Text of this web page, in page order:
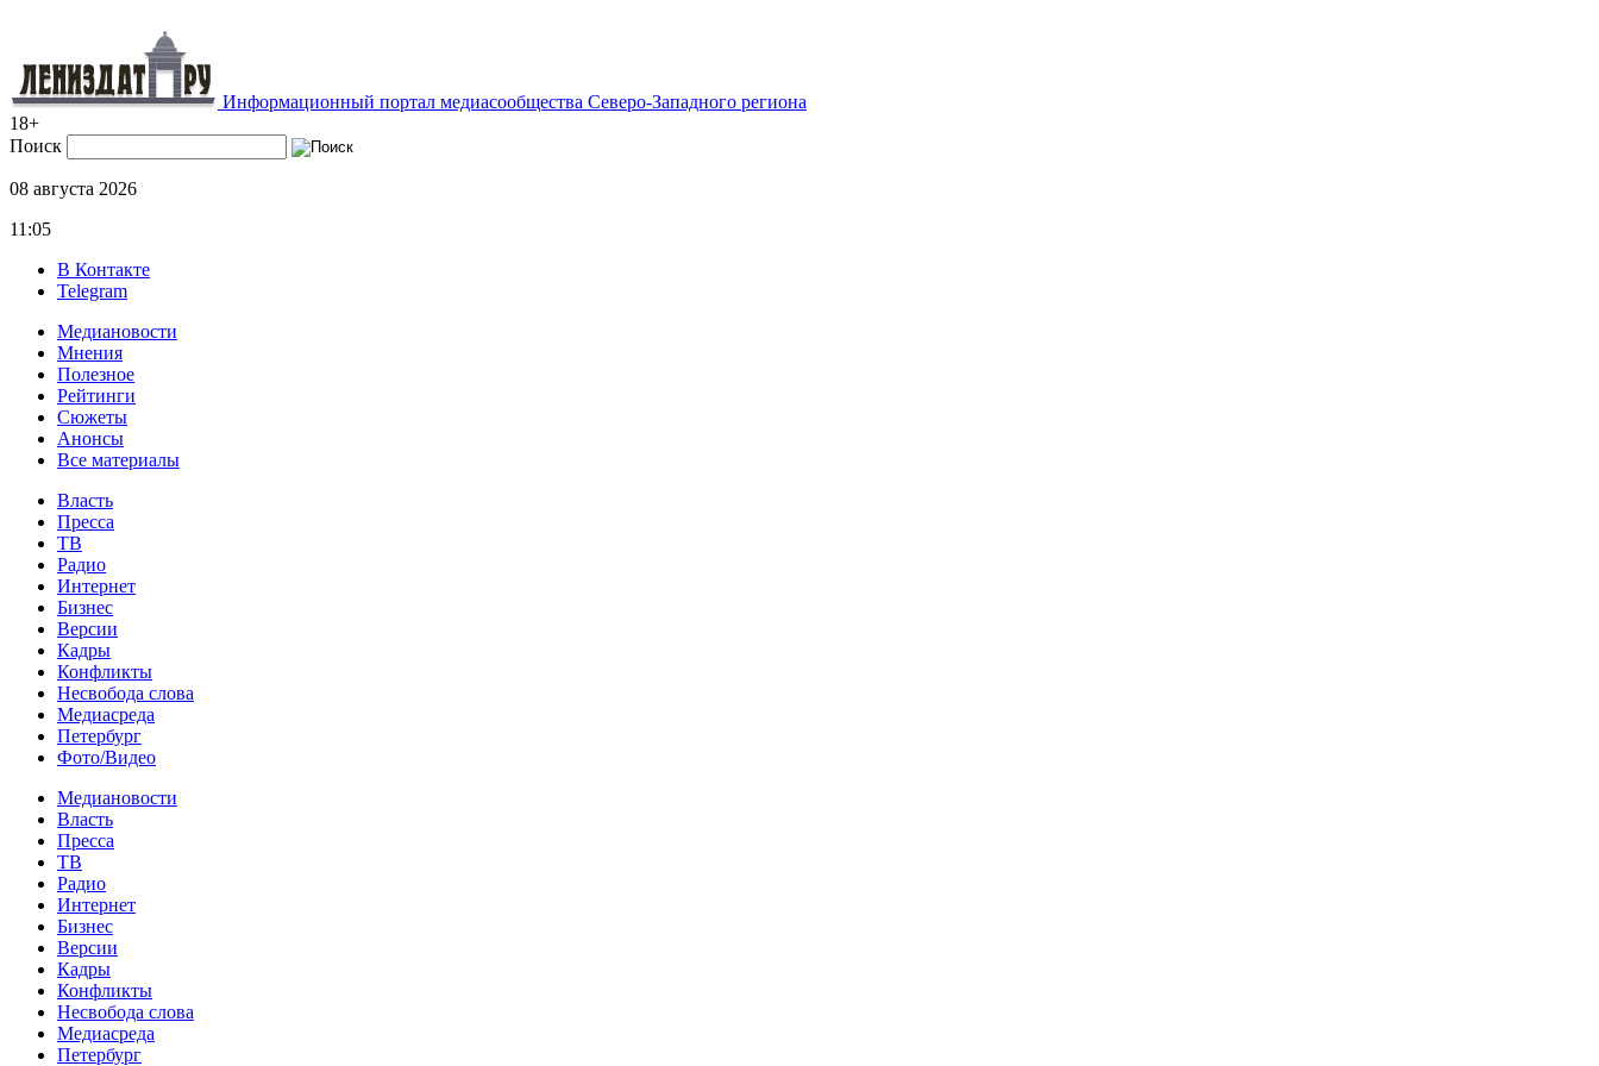
Информационный портал медиасообщества Северо-Западного региона
18+
Поиск
08 августа 2026
11:05
В Контакте
Telegram
Медиановости
Мнения
Полезное
Рейтинги
Сюжеты
Анонсы
Все материалы
Власть
Пресса
ТВ
Радио
Интернет
Бизнес
Версии
Кадры
Конфликты
Несвобода слова
Медиасреда
Петербург
Фото/Видео
Медиановости
Власть
Пресса
ТВ
Радио
Интернет
Бизнес
Версии
Кадры
Конфликты
Несвобода слова
Медиасреда
Петербург